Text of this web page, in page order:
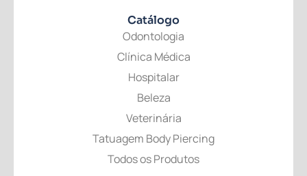
Catálogo
Odontologia
Clínica Médica
Hospitalar
Beleza
Veterinária
Tatuagem Body Piercing
Todos os Produtos